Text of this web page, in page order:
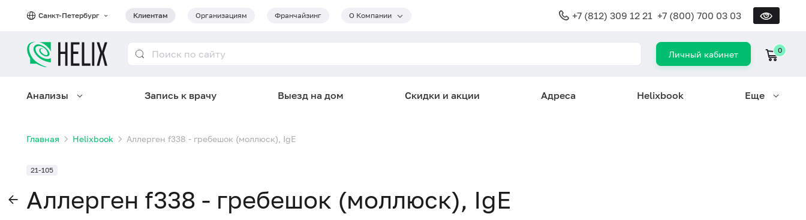
Санкт-Петербург Клиентам Организациям Франчайзинг О Компании +7 (812) 309 12 21 +7 (800) 700 03 03
Личный кабинет 0
Анализы Запись к врачу Выезд на дом Скидки и акции Адреса Helixbook Еще
Главная Helixbook Аллерген f338 - гребешок (моллюск), IgE
21-105
Аллерген f338 - гребешок (моллюск), IgE